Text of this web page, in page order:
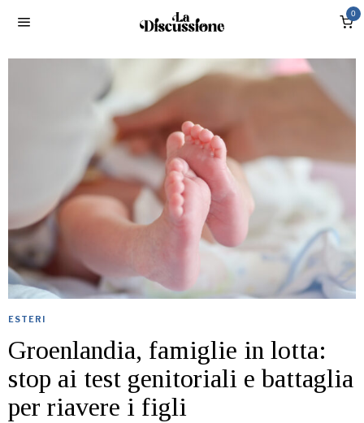
0
ESTERI
Groenlandia, famiglie in lotta:
stop ai test genitoriali e battaglia
per riavere i figli